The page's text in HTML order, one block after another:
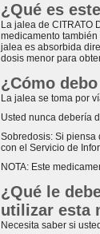
¿Qué es
La jalea de CITRATO
medicamento
jalea es absorbida
dosis menor para
¿Cómo
La jalea se toma por
Usted nunca debería
Sobredosis: Si piensa
con el Servicio de
NOTA: Este
¿Qué le
utilizar esta
Necesita saber si